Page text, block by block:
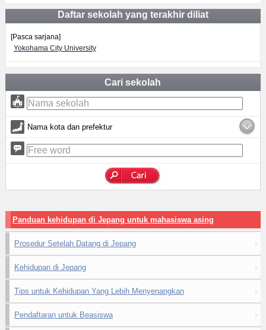
Daftar sekolah yang terakhir diliat
[Pasca sarjana]
Yokohama City University
Cari sekolah
Nama kota dan prefektur
Panduan kehidupan di Jepang untuk mahasiswa asing
Prosedur Setelah Datang di Jepang
Kehidupan di Jepang
Tips untuk Kehidupan Yang Lebih Menyenangkan
Pendaftaran untuk Beasiswa